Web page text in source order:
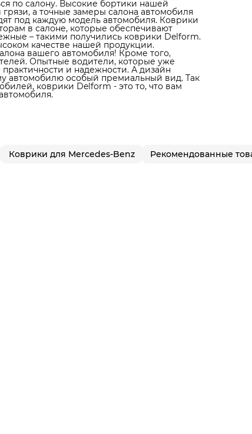
по салону. Высокие бортики нашей
а точные замеры салона автомобиля
под каждую модель автомобиля. Коврики
в салоне, которые обеспечивают
– такими получились коврики Delform.
качестве нашей продукции.
вашего автомобиля! Кроме того,
Опытные водители, которые уже
и надежности. А дизайн
автомобилю особый премиальный вид. Так
коврики Delform - это то, что вам
Коврики для Mercedes-Benz Рекомендованные